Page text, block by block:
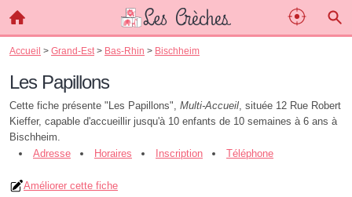
Accueil > Grand-Est > Bas-Rhin > Bischheim
Les Papillons
Cette fiche présente "Les Papillons", Multi-Accueil, située 12 Rue Robert
Kieffer, capable d'accueillir jusqu'à 10 enfants de 10 semaines à 6 ans à
Bischheim.
Adresse
Horaires Inscription Téléphone
Améliorer cette fiche